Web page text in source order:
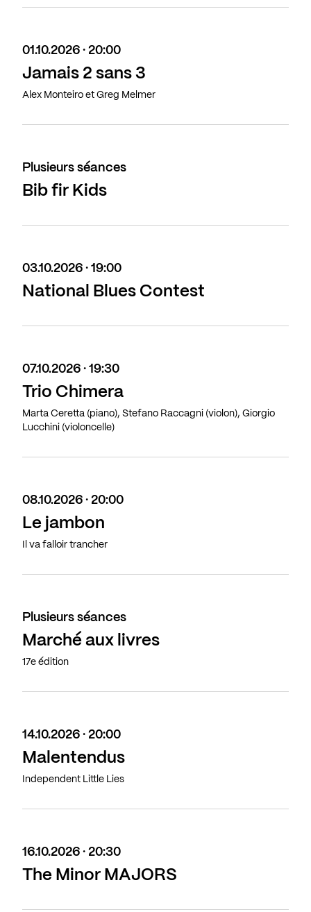
01.10.2026 · 20:00
Jamais 2 sans 3
Alex Monteiro et Greg Melmer
Plusieurs séances
Bib fir Kids
03.10.2026 · 19:00
National Blues Contest
07.10.2026 · 19:30
Trio Chimera
Marta Ceretta (piano), Stefano Raccagni (violon), Giorgio
Lucchini (violoncelle)
08.10.2026 · 20:00
Le jambon
Il va falloir trancher
Plusieurs séances
Marché aux livres
17e édition
14.10.2026 · 20:00
Malentendus
Independent Little Lies
16.10.2026 · 20:30
The Minor MAJORS